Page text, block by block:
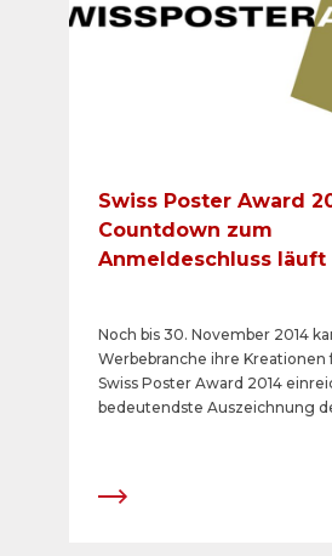
Mountain kann APG|SGA nun
ePanels digitale Fl&auml;chen
Kommunikationsr&auml;umen
Swiss Poster Award
Countdown zum
Anmeldeschluss läuft
Noch bis 30. November 2014
Werbebranche ihre Kreationen
Swiss Poster Award 2014
bedeutendste Auszeichnung